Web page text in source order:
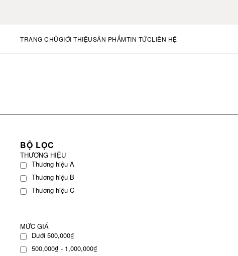
TRANG CHỦGIỚI THIỆUSẢN PHẨMTIN TỨCLIÊN HỆ
BỘ LỌC
THƯƠNG HIỆU
Thương hiệu A
Thương hiệu B
Thương hiệu C
MỨC GIÁ
Dưới 500,000₫
500,000₫ - 1,000,000₫